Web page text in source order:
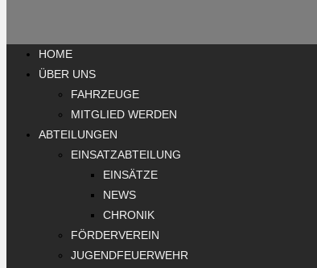
HOME
ÜBER UNS
FAHRZEUGE
MITGLIED WERDEN
ABTEILUNGEN
EINSATZABTEILUNG
EINSÄTZE
NEWS
CHRONIK
FÖRDERVEREIN
JUGENDFEUERWEHR